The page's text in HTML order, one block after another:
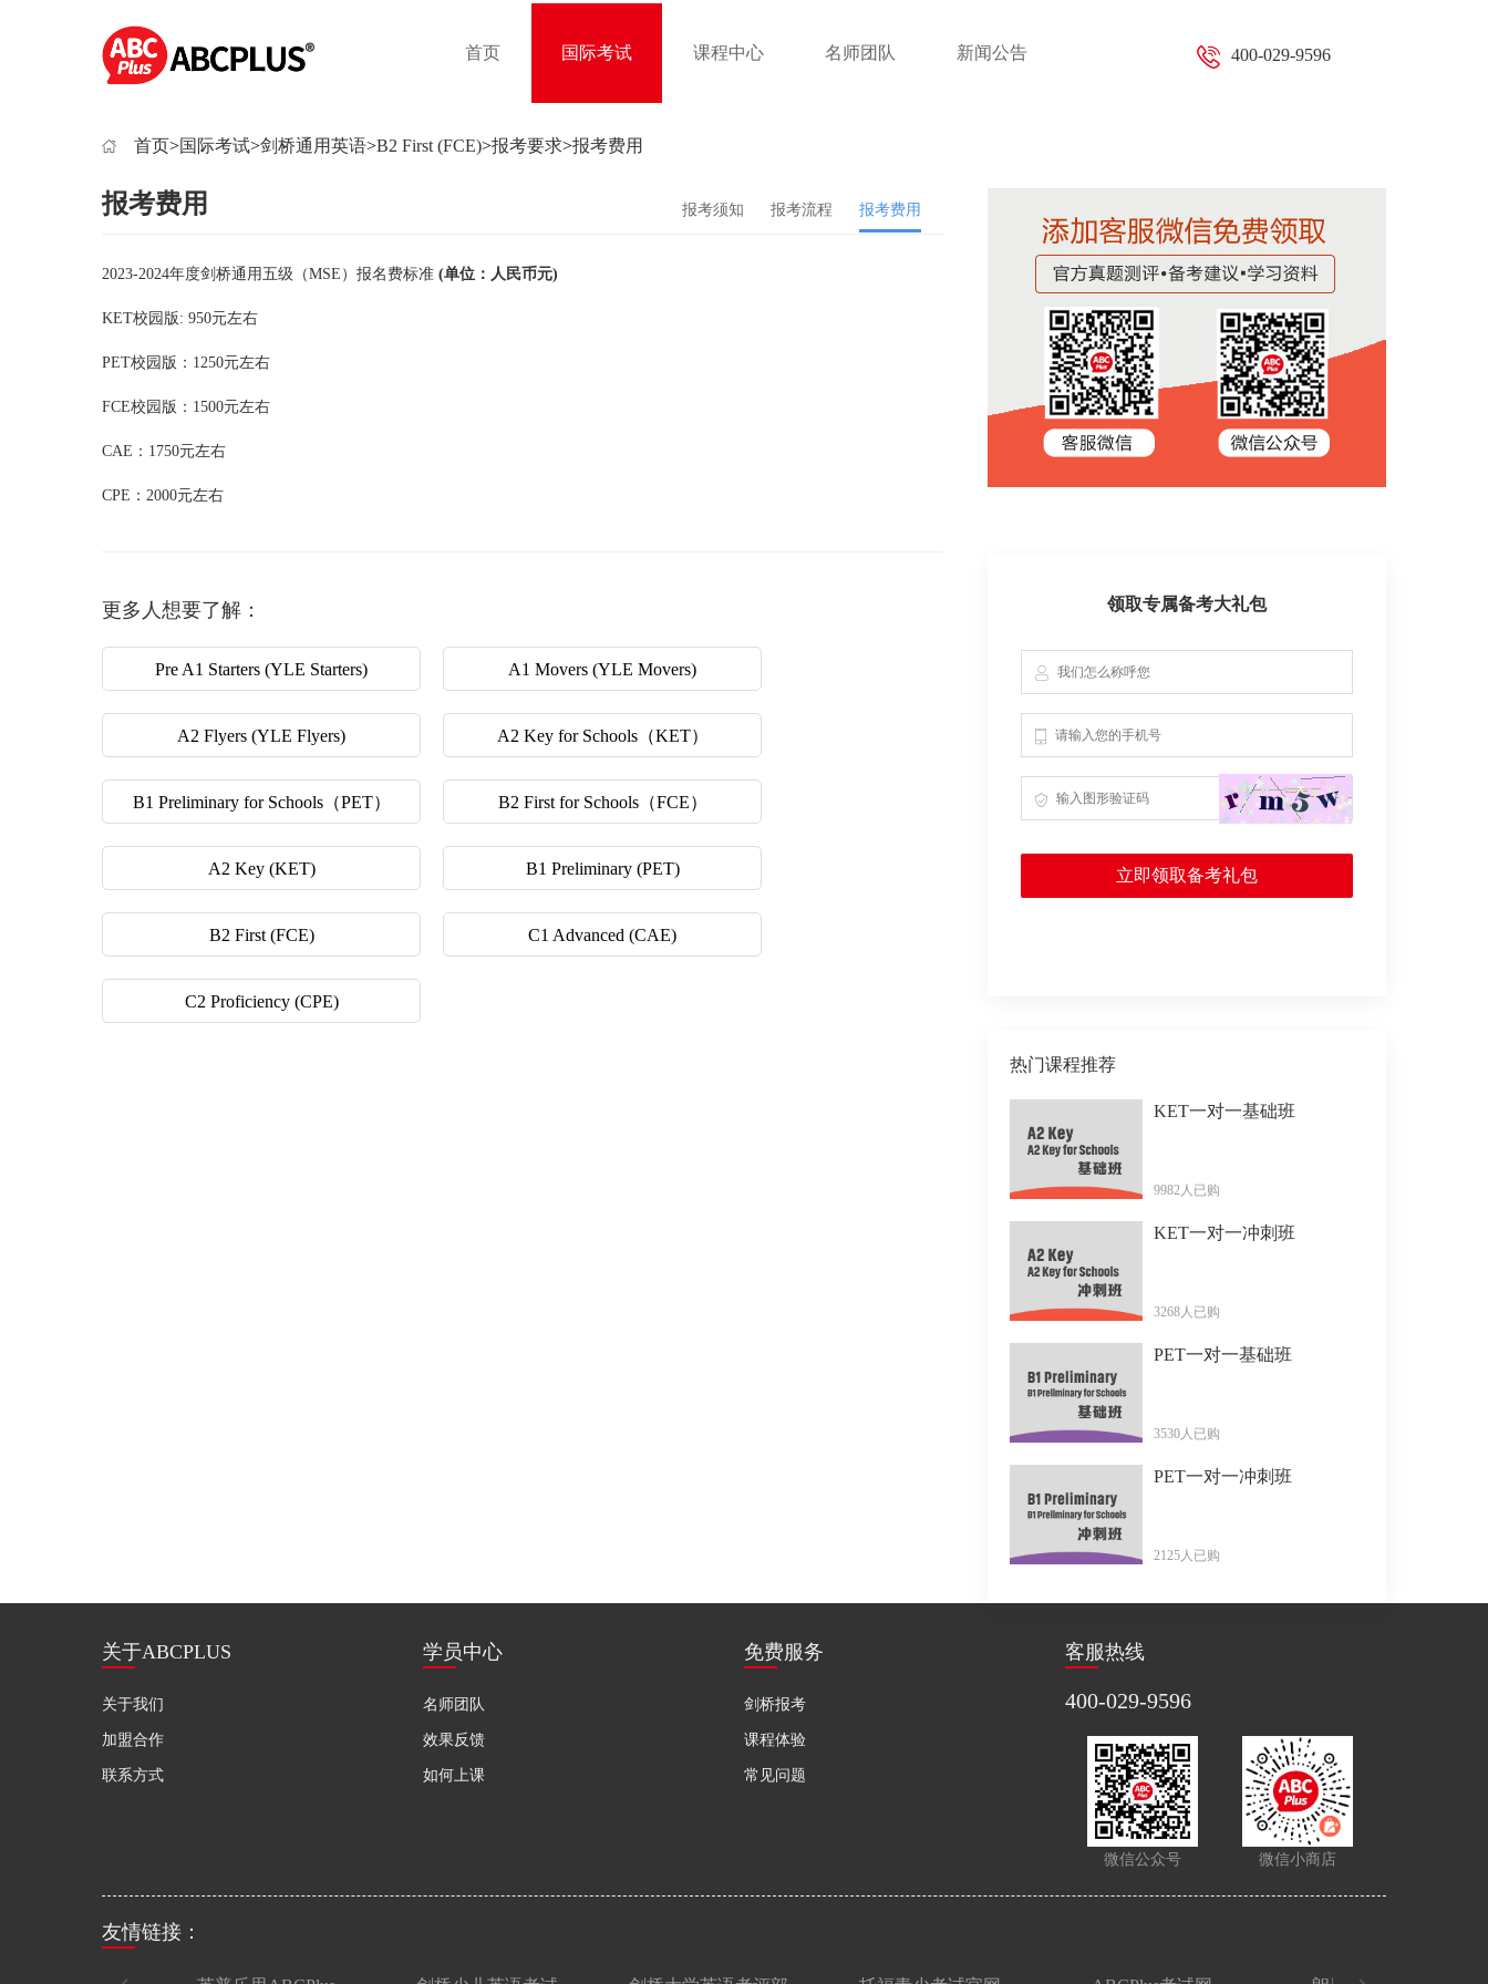
首页 国际考试 课程中心 名师团队 新闻公告 400-029-9596
首页>国际考试>剑桥通用英语>B2 First (FCE)>报考要求>报考费用
报考费用 报考须知 报考流程 报考费用
2023-2024年度剑桥通用五级（MSE）报名费标准 (单位：人民币元)
KET校园版: 950元左右
PET校园版：1250元左右
FCE校园版：1500元左右
CAE：1750元左右
CPE：2000元左右
更多人想要了解：
Pre A1 Starters (YLE Starters) A1 Movers (YLE Movers)
A2 Flyers (YLE Flyers) A2 Key for Schools（KET）
B1 Preliminary for Schools（PET） B2 First for Schools（FCE）
A2 Key (KET) B1 Preliminary (PET)
B2 First (FCE) C1 Advanced (CAE)
C2 Proficiency (CPE)
领取专属备考大礼包
立即领取备考礼包
热门课程推荐
KET一对一基础班
9982人已购
KET一对一冲刺班
3268人已购
PET一对一基础班
3530人已购
PET一对一冲刺班
2125人已购
关于ABCPLUS
关于我们
加盟合作
联系方式
学员中心
名师团队
效果反馈
如何上课
免费服务
剑桥报考
课程体验
常见问题
客服热线
400-029-9596
微信公众号 微信小商店
友情链接：